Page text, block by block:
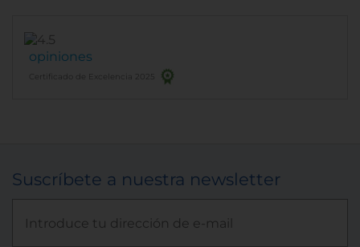
opiniones
Certificado de Excelencia 2025
Suscríbete a nuestra newsletter